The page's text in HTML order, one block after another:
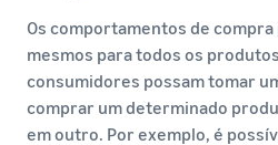
Os comportamentos de compra
mesmos para todos os
consumidores possam tomar
comprar um determinado
em outro. Por exemplo, é